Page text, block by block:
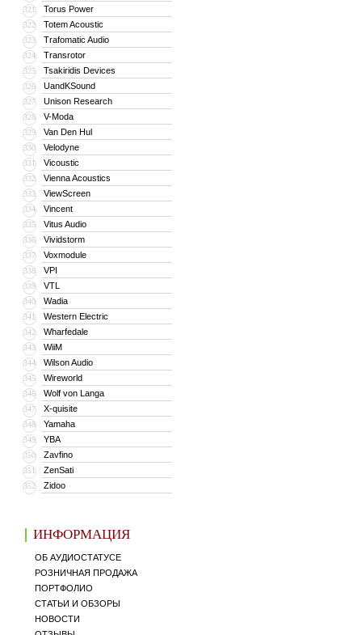
321 Torus Power
322 Totem Acoustic
323 Trafomatic Audio
324 Transrotor
325 Tsakiridis Devices
326 UandKSound
327 Unison Research
328 V-Moda
329 Van Den Hul
330 Velodyne
331 Vicoustic
332 Vienna Acoustics
333 ViewScreen
334 Vincent
335 Vitus Audio
336 Vividstorm
337 Voxmodule
338 VPI
339 VTL
340 Wadia
341 Western Electric
342 Wharfedale
343 WiiM
344 Wilson Audio
345 Wireworld
346 Wolf von Langa
347 X-quisite
348 Yamaha
349 YBA
350 Zavfino
351 ZenSati
352 Zidoo
ИНФОРМАЦИЯ
ОБ АУДИОСТАТУСЕ
РОЗНИЧНАЯ ПРОДАЖА
ПОРТФОЛИО
СТАТЬИ И ОБЗОРЫ
НОВОСТИ